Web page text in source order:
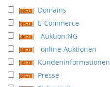
Domains
E-Commerce
Auktion:NG
online-Auktionen
Kundeninformationen
Presse